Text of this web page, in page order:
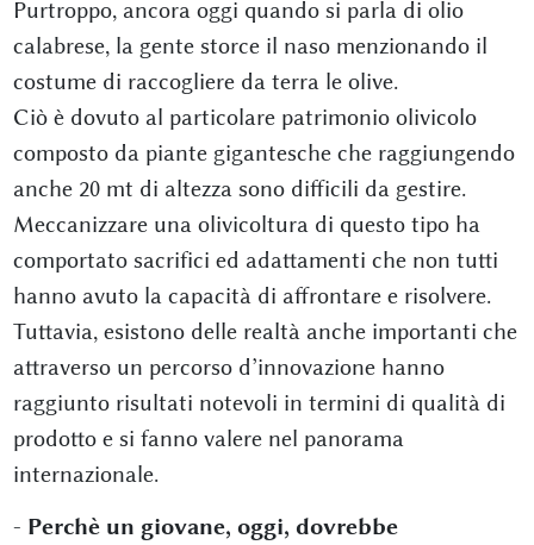
Purtroppo, ancora oggi quando si parla di olio
calabrese, la gente storce il naso menzionando il
costume di raccogliere da terra le olive.
Ciò è dovuto al particolare patrimonio olivicolo
composto da piante gigantesche che raggiungendo
anche 20 mt di altezza sono difficili da gestire.
Meccanizzare una olivicoltura di questo tipo ha
comportato sacrifici ed adattamenti che non tutti
hanno avuto la capacità di affrontare e risolvere.
Tuttavia, esistono delle realtà anche importanti che
attraverso un percorso d’innovazione hanno
raggiunto risultati notevoli in termini di qualità di
prodotto e si fanno valere nel panorama
internazionale.
- Perchè un giovane, oggi, dovrebbe